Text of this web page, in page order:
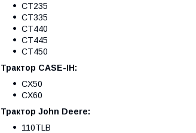
CT235
CT335
CT440
CT445
CT450
Трактор CASE-IH:
CX50
CX60
Трактор John Deere:
110TLB